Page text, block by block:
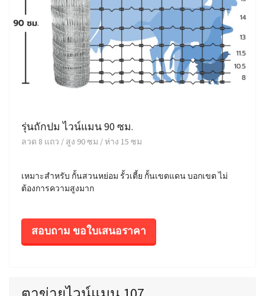
รุ่นถักปม ไวน์แมน 90 ซม.
ลวด 8 แถว / สูง 90 ซม / ห่าง 15 ซม
เหมาะสำหรับ กั้นสวนหย่อม รั้วเตี้ย กั้นเขตแดน บอกเขต ไม่
ต้องการความสูงมาก
สอบถาม ขอใบเสนอราคา